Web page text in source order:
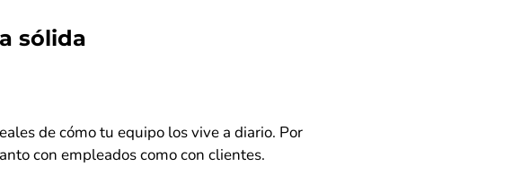
sólida
de cómo tu equipo los vive a diario. Por
con empleados como con clientes.